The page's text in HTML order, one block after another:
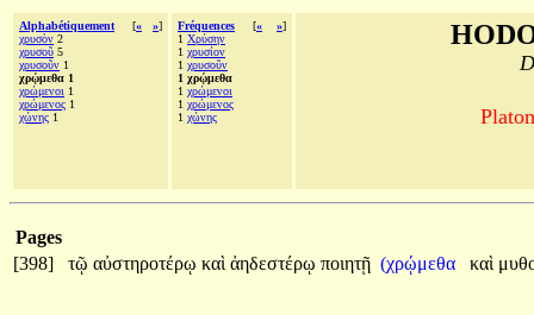
Alphabétiquement [« »]
χρυσὸν 2
χρυσοῦ 5
χρυσοῦν 1
χρῴμεθα 1
χρώμενοι 1
χρώμενος 1
χώνης 1
Fréquences [« »]
1 Χρύσην
1 χρυσίον
1 χρυσοῦν
1 χρῴμεθα
1 χρώμενοι
1 χρώμενος
1 χώνης
Pages
[398]
τῷ αὐστηροτέρῳ καὶ ἀηδεστέρῳ ποιητῇ (χρῴμεθα καὶ